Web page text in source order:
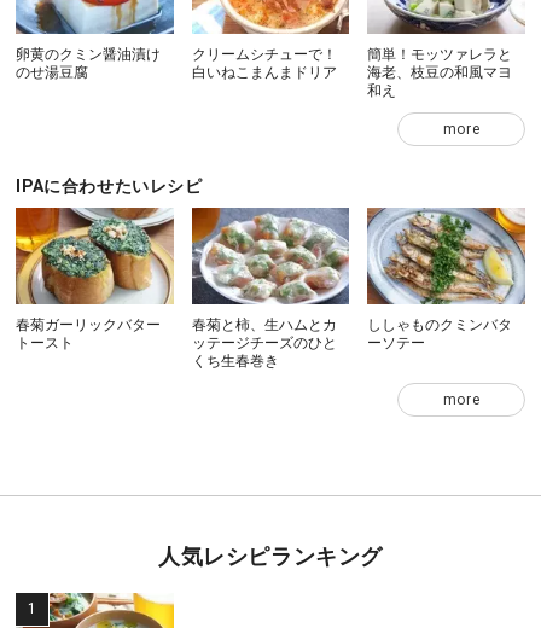
卵黄のクミン醤油漬け
のせ湯豆腐
クリームシチューで！
白いねこまんまドリア
簡単！モッツァレラと
海老、枝豆の和風マヨ
和え
more
IPAに合わせたいレシピ
春菊ガーリックバター
トースト
春菊と柿、生ハムとカ
ッテージチーズのひと
くち生春巻き
ししゃものクミンバタ
ーソテー
more
人気レシピランキング